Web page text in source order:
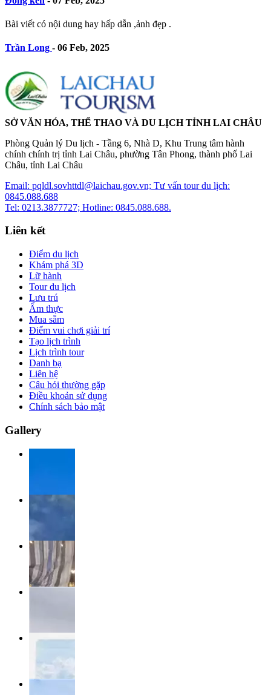
Bài viết có nội dung hay hấp dẫn ,ảnh đẹp .
Trần Long - 06 Feb, 2025
SỞ VĂN HÓA, THỂ THAO VÀ DU LỊCH TỈNH LAI CHÂU
Phòng Quản lý Du lịch - Tầng 6, Nhà D, Khu Trung tâm hành
chính chính trị tỉnh Lai Châu, phường Tân Phong, thành phố Lai
Châu, tỉnh Lai Châu
Email: pqldl.sovhttdl@laichau.gov.vn; Tư vấn tour du lịch:
0845.088.688
Tel: 0213.3877727; Hotline: 0845.088.688.
Liên kết
Điểm du lịch
Khám phá 3D
Lữ hành
Tour du lịch
Lưu trú
Ẩm thực
Mua sắm
Điểm vui chơi giải trí
Tạo lịch trình
Lịch trình tour
Danh bạ
Liên hệ
Câu hỏi thường gặp
Điều khoản sử dụng
Chính sách bảo mật
Gallery